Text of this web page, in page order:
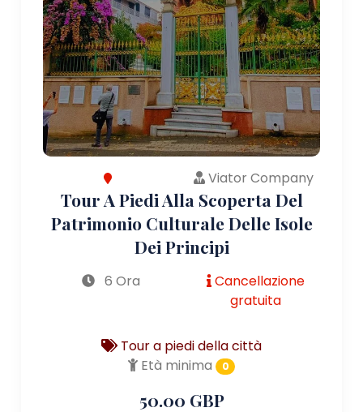
Viator Company
Tour A Piedi Alla Scoperta Del
Patrimonio Culturale Delle Isole
Dei Principi
6 Ora
Cancellazione
gratuita
Tour a piedi della città
Età minima
0
50.00 GBP